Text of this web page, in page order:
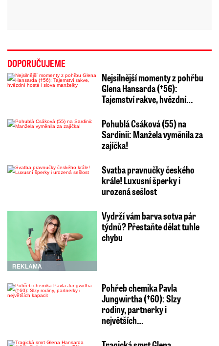
DOPORUČUJEME
Nejsilnější momenty z pohřbu
Glena Hansarda (†56):
Tajemství rakve, hvězdní…
Pohublá Csáková (55) na
Sardinii: Manžela vyměnila za
zajíčka!
Svatba pravnučky českého
krále! Luxusní šperky i
urozená sešlost
REKLAMA
Vydrží vám barva sotva pár
týdnů? Přestaňte dělat tuhle
chybu
Pohřeb chemika Pavla
Jungwirtha (†60): Slzy
rodiny, partnerky i
největších…